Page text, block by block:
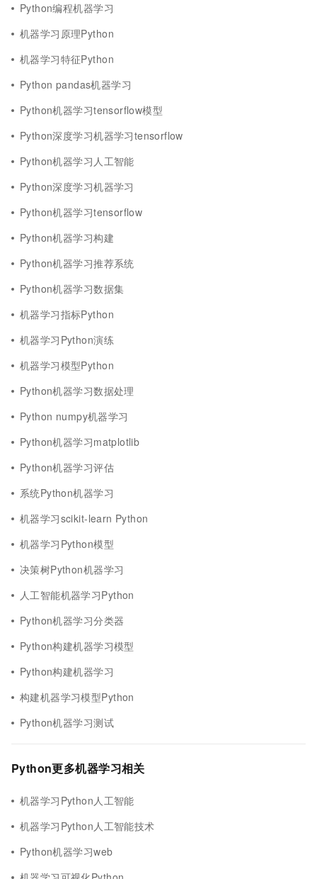
Python编程机器学习
机器学习原理Python
机器学习特征Python
Python pandas机器学习
Python机器学习tensorflow模型
Python深度学习机器学习tensorflow
Python机器学习人工智能
Python深度学习机器学习
Python机器学习tensorflow
Python机器学习构建
Python机器学习推荐系统
Python机器学习数据集
机器学习指标Python
机器学习Python演练
机器学习模型Python
Python机器学习数据处理
Python numpy机器学习
Python机器学习matplotlib
Python机器学习评估
系统Python机器学习
机器学习scikit-learn Python
机器学习Python模型
决策树Python机器学习
人工智能机器学习Python
Python机器学习分类器
Python构建机器学习模型
Python构建机器学习
构建机器学习模型Python
Python机器学习测试
Python更多机器学习相关
机器学习Python人工智能
机器学习Python人工智能技术
Python机器学习web